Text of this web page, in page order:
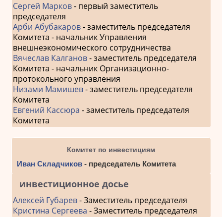
Сергей Марков- первый заместитель
председателя
Арби Абубакаров- заместитель председателя
Комитета - начальник Управления
внешнеэкономического сотрудничества
Вячеслав Калганов- заместитель председателя
Комитета - начальник Организационно-
протокольного управления
Низами Мамишев- заместитель председателя
Комитета
Евгений Кассюра - заместитель председателя
Комитета
Комитет по инвестициям
Иван Складчиков- председатель Комитета
инвестиционное досье
Алексей Губарев- Заместитель председателя
Кристина Сергеева - Заместитель председателя